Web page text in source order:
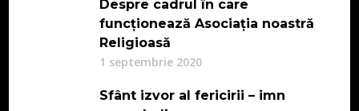
Despre cadrul în care
funcționează Asociația noastră
Religioasă
1 septembrie 2020
Sfânt izvor al fericirii – imn